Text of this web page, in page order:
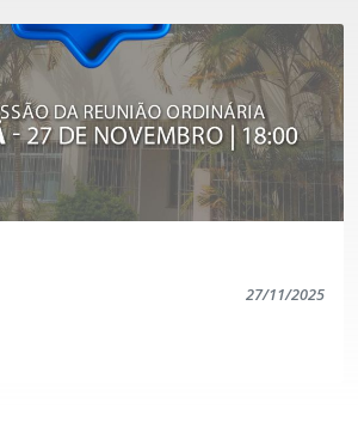
27/11/2025